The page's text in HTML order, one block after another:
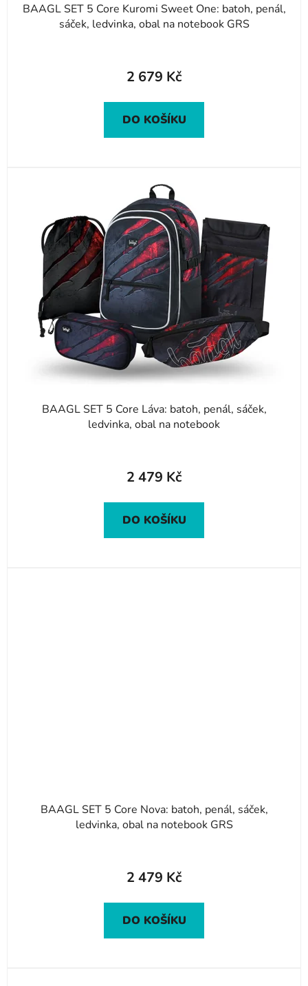
BAAGL SET 5 Core Kuromi Sweet One: batoh, penál,
sáček, ledvinka, obal na notebook GRS
2 679 Kč
DO KOŠÍKU
BAAGL SET 5 Core Láva: batoh, penál, sáček,
ledvinka, obal na notebook
2 479 Kč
DO KOŠÍKU
BAAGL SET 5 Core Nova: batoh, penál, sáček,
ledvinka, obal na notebook GRS
2 479 Kč
DO KOŠÍKU